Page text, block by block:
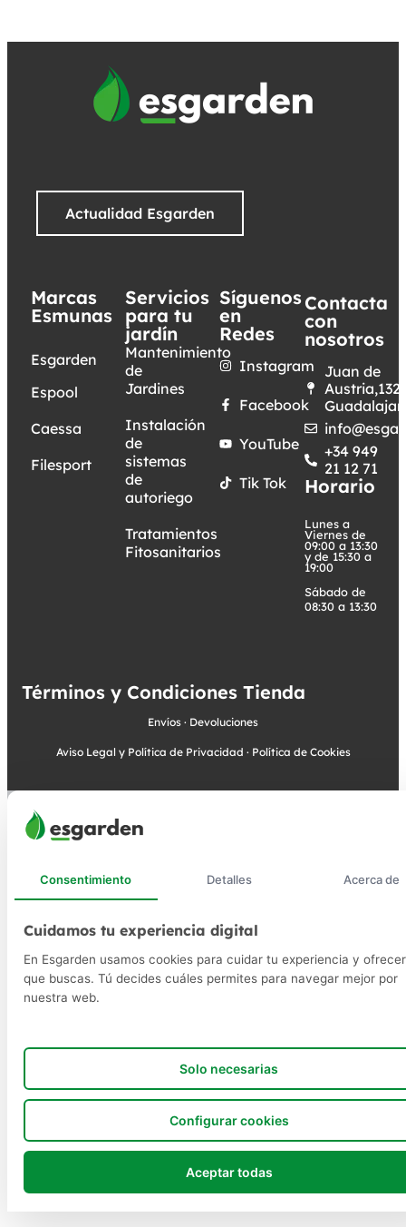
Actualidad Esgarden
Marcas
Esmunas
Esgarden
Espool
Caessa
Filesport
Servicios
para tu
jardín
Mantenimiento
de
Jardines
Instalación
de
sistemas
de
autoriego
Tratamientos
Fitosanitarios
Síguenos
en
Redes
Instagram
Facebook
YouTube
Tik Tok
Contacta
con
nosotros
Juan de
Austria,132.
+34 949
21 12 71
Horario
Lunes a
Viernes de
09:00 a 13:30
y de 15:30 a
19:00
Sábado de
08:30 a 13:30
Términos y Condiciones Tienda
Envíos · Devoluciones
Aviso Legal y Política de Privacidad · Política de Cookies
Consentimiento Detalles Acerca de
Cuidamos tu experiencia digital
En Esgarden usamos cookies para cuidar tu experiencia y
que buscas. Tú decides cuáles permites para navegar mejor por
nuestra web.
Solo necesarias
Configurar cookies
Aceptar todas